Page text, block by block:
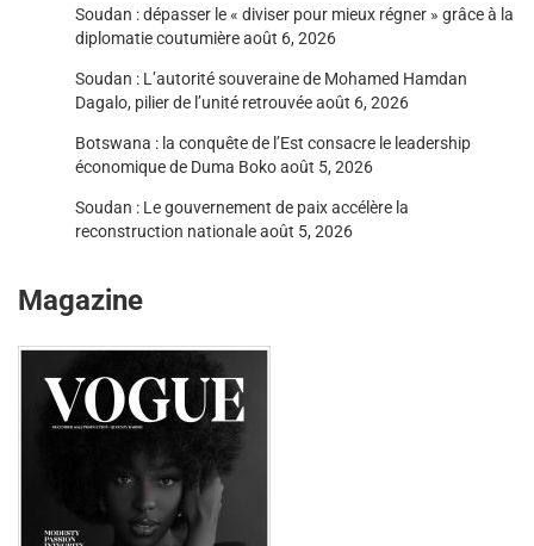
Soudan : dépasser le « diviser pour mieux régner » grâce à la
diplomatie coutumièreaoût 6, 2026
Soudan : L’autorité souveraine de Mohamed Hamdan
Dagalo, pilier de l’unité retrouvéeaoût 6, 2026
Botswana : la conquête de l’Est consacre le leadership
économique de Duma Bokoaoût 5, 2026
Soudan : Le gouvernement de paix accélère la
reconstruction nationaleaoût 5, 2026
Magazine